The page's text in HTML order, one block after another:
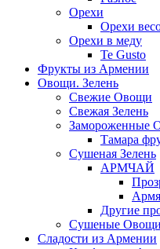
Орехи
Орехи
Орехи в меду
Te Gusto
Фрукты из Армении
Овощи. Зелень
Свежие Овощи
Свежая Зелень
Замороженные
Тамара
Сушеная Зелень
АРМЧАЙ
Другие
Сушеные Овощи
Сладости из Армении